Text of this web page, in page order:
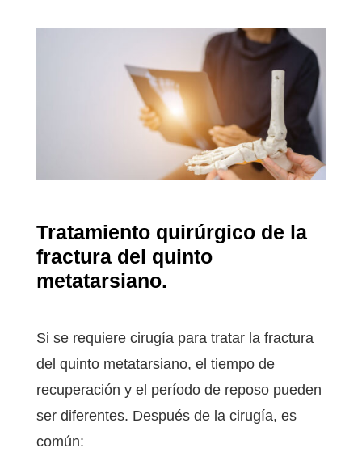
Tratamiento quirúrgico de la
fractura del quinto
metatarsiano.
Si se requiere cirugía para tratar la fractura
del quinto metatarsiano, el tiempo de
recuperación y el período de reposo pueden
ser diferentes. Después de la cirugía, es
común: